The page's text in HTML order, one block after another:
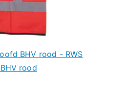
BHV rood - RWS
rood